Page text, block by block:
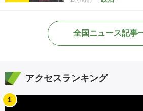
全国ニュース記事
アクセスランキング
1